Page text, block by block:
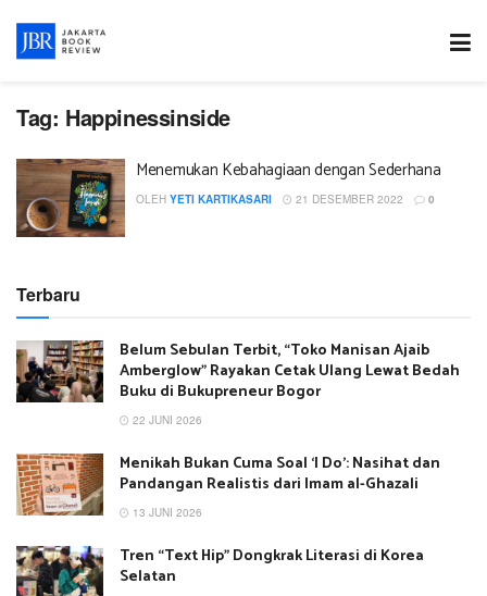
Tag: Happinessinside
Menemukan Kebahagiaan dengan Sederhana
OLEH YETI KARTIKASARI 21 DESEMBER 2022 0
Terbaru
Belum Sebulan Terbit, “Toko Manisan Ajaib
Amberglow” Rayakan Cetak Ulang Lewat Bedah
Buku di Bukupreneur Bogor
22 JUNI 2026
Menikah Bukan Cuma Soal ‘I Do’: Nasihat dan
Pandangan Realistis dari Imam al-Ghazali
13 JUNI 2026
Tren “Text Hip” Dongkrak Literasi di Korea
Selatan